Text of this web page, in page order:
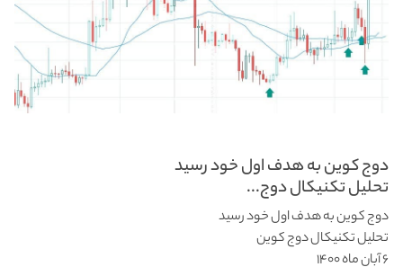
دوج کوین به هدف اول خود رسید
تحلیل تکنیکال دوج...
دوج کوین به هدف اول خود رسید
تحلیل تکنیکال دوج کوین
۶ آبان ماه ۱۴۰۰